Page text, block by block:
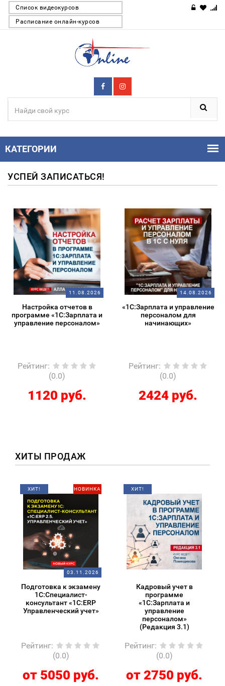
Список видеокурсов
Расписание онлайн-курсов
КАТЕГОРИИ
УСПЕЙ ЗАПИСАТЬСЯ!
11.08.2026
Настройка отчетов в
программе «1С:Зарплата и
управление персоналом»
Рейтинг:
(0.0)
1120 руб.
14.08.2026
«1С:Зарплата и управление
персоналом для
начинающих»
Рейтинг:
(0.0)
2424 руб.
ХИТЫ ПРОДАЖ
НОВИНКА
ХИТ!
03.11.2026
Подготовка к экзамену
1С:Специалист-
консультант «1С:ERP
Управленческий учет»
Рейтинг:
(0.0)
от 5050 руб.
ХИТ!
Кадровый учет в
программе
«1С:Зарплата и
управление
персоналом»
(Редакция 3.1)
Рейтинг:
(0.0)
от 2750 руб.